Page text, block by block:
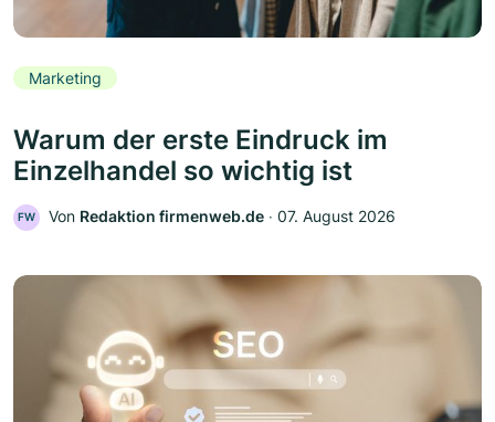
Marketing
Warum der erste Eindruck im
Einzelhandel so wichtig ist
FW Von Redaktion firmenweb.de ‧ 07. August 2026